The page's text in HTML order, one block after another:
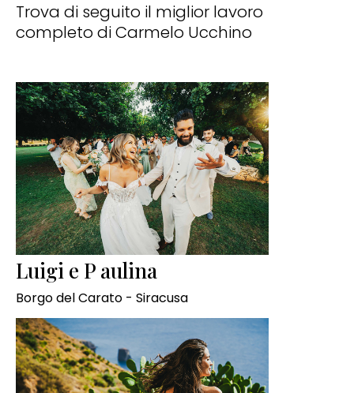
Trova di seguito il miglior lavoro
completo di Carmelo Ucchino
Luigi e P aulina
Borgo del Carato - Siracusa